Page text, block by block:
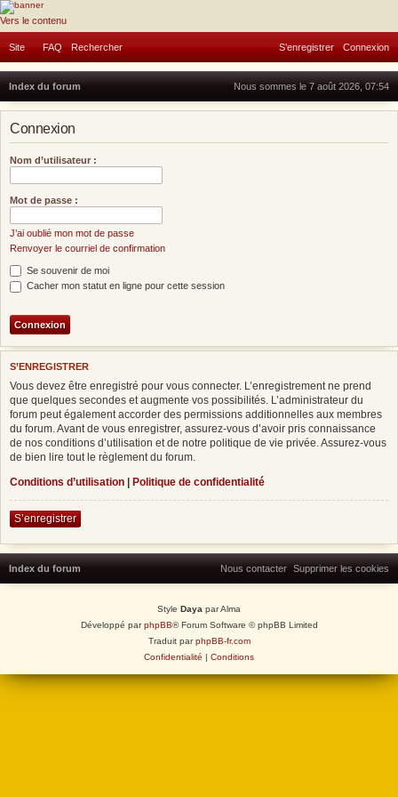
Forum Don & Compassion
Vers le contenu
Site FAQ Rechercher Connexion
S’enregistrer
Index du forum Nous sommes le 7 août 2026, 07:54
Connexion
Nom d’utilisateur :
Mot de passe :
J’ai oublié mon mot de passe
Renvoyer le courriel de confirmation
Se souvenir de moi
Cacher mon statut en ligne pour cette session
S’ENREGISTRER
Vous devez être enregistré pour vous connecter. L’enregistrement ne prend
que quelques secondes et augmente vos possibilités. L’administrateur du
forum peut également accorder des permissions additionnelles aux membres
du forum. Avant de vous enregistrer, assurez-vous d’avoir pris connaissance
de nos conditions d’utilisation et de notre politique de vie privée. Assurez-vous
de bien lire tout le règlement du forum.
Conditions d’utilisation
Politique de confidentialité
S’enregistrer
Index du forum Supprimer les cookies
Nous contacter
Style Daya par Alma
Développé parphpBB® Forum Software © phpBB Limited
Traduit parphpBB-fr.com
Confidentialité | Conditions